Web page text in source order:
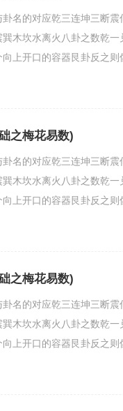
名的对应乾三连坤三断
木坎水离火八卦之数乾
上开口的容器艮卦反之则
之梅花易数)
名的对应乾三连坤三断
木坎水离火八卦之数乾
上开口的容器艮卦反之则
之梅花易数)
名的对应乾三连坤三断
木坎水离火八卦之数乾
上开口的容器艮卦反之则